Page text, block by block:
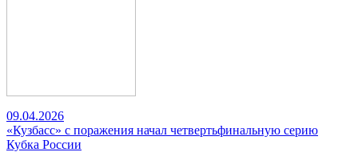
09.04.2026
«Кузбасс» с поражения начал четвертьфинальную серию
Кубка России